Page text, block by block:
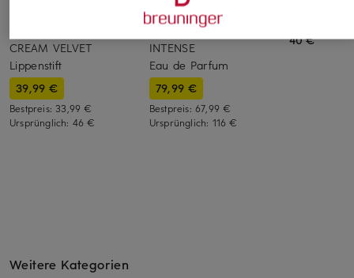
CREAM VELVET
Lippenstift
39,99 €
Bestpreis:33,99 €
Ursprünglich: 46 €
Chloé Fragrances
ROSE NATURELLE
INTENSE
Eau de Parfum
79,99 €
Bestpreis: 67,99 €
Ursprünglich: 116 €
40 €
Weitere Kategorien